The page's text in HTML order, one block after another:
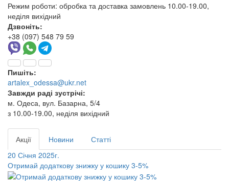
Режим роботи: обробка та доставка замовлень 10.00-19.00,
неділя вихідний
Дзвоніть:
+38 (097) 548 79 59
Пишіть:
artalex_odessa@ukr.net
Завжди раді зустрічі:
м. Одеса, вул. Базарна, 5/4
з 10.00-19.00, неділя вихідний
Акції Новини
Статті
20 Січня 2025г.
Отримай додаткову знижку у кошику 3-5%